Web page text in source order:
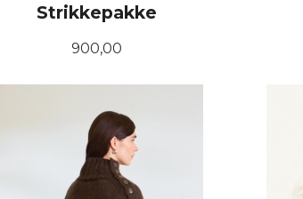
Strikkepakke
Pris
900,00